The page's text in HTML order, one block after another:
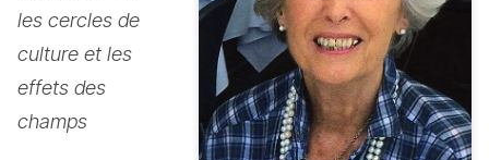
les cercles de
culture et les
effets des
champs